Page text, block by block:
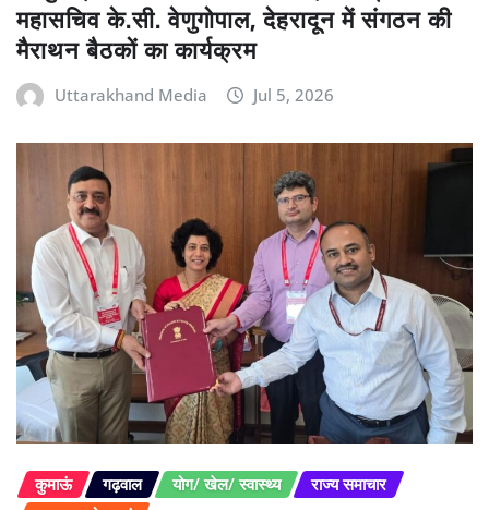
महासचिव के.सी. वेणुगोपाल, देहरादून में संगठन की
मैराथन बैठकों का कार्यक्रम
Uttarakhand Media Jul 5, 2026
कुमाऊं गढ़वाल योग/ खेल/ स्वास्थ्य
राज्य समाचार